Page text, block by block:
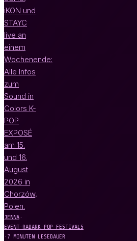
JENNA ·
EVENT-RADARK-POP FESTIVALS
· 7 MINUTEN LESEDAUER